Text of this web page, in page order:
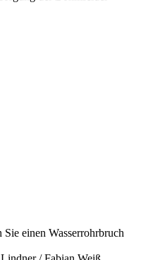
einen Wasserrohrbruch